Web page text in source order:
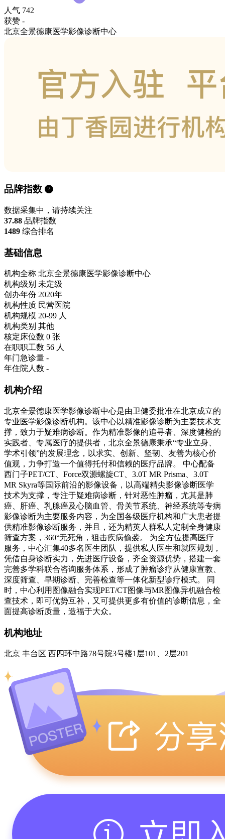
人气 742
获赞 -
北京全景德康医学影像诊断中心
品牌指数
数据采集中，请持续关注
37.88 品牌指数
1489 综合排名
基础信息
机构全称 北京全景德康医学影像诊断中心
机构级别 未定级
创办年份 2020年
机构性质 民营医院
机构规模 20-99 人
机构类别 其他
核定床位数 0 张
在职职工数 56 人
年门急诊量 -
年住院人数 -
机构介绍
北京全景德康医学影像诊断中心是由卫健委批准在北京成立的
专业医学影像诊断机构。该中心以精准影像诊断为主要技术支
撑，致力于疑难病诊断。作为精准影像的追寻者、深度健检的
实践者、专属医疗的提供者，北京全景德康秉承“专业立身、
学术引领”的发展理念，以求实、创新、坚韧、友善为核心价
值观，力争打造一个值得托付和信赖的医疗品牌。 中心配备
西门子PET/CT、Force双源螺旋CT、3.0T MR Prisma、3.0T
MR Skyra等国际前沿的影像设备，以高端精尖影像诊断医学
技术为支撑，专注于疑难病诊断，针对恶性肿瘤，尤其是肺
癌、肝癌、乳腺癌及心脑血管、骨关节系统、神经系统等专病
影像诊断为主要服务内容，为全国各级医疗机构和广大患者提
供精准影像诊断服务，并且，还为精英人群私人定制全身健康
筛查方案，360°无死角，狙击疾病偷袭。 为全方位提高医疗
服务，中心汇集40多名医生团队，提供私人医生和就医规划，
凭借自身诊断实力，先进医疗设备，齐全资源优势，搭建一套
完善多学科联合咨询服务体系，形成了肿瘤诊疗从健康宣教、
深度筛查、早期诊断、完善检查等一体化新型诊疗模式。 同
时，中心利用图像融合实现PET/CT图像与MR图像异机融合检
查技术，即可优势互补，又可提供更多有价值的诊断信息，全
面提高诊断质量，造福于大众。
机构地址
北京 丰台区 西四环中路78号院3号楼1层101、2层201